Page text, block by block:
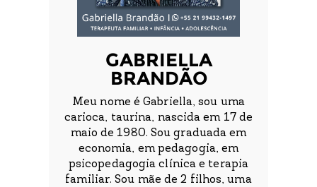
GABRIELLA
BRANDÃO
Meu nome é Gabriella, sou uma
carioca, taurina, nascida em 17 de
maio de 1980. Sou graduada em
economia, em pedagogia, em
psicopedagogia clínica e terapia
familiar. Sou mãe de 2 filhos, uma